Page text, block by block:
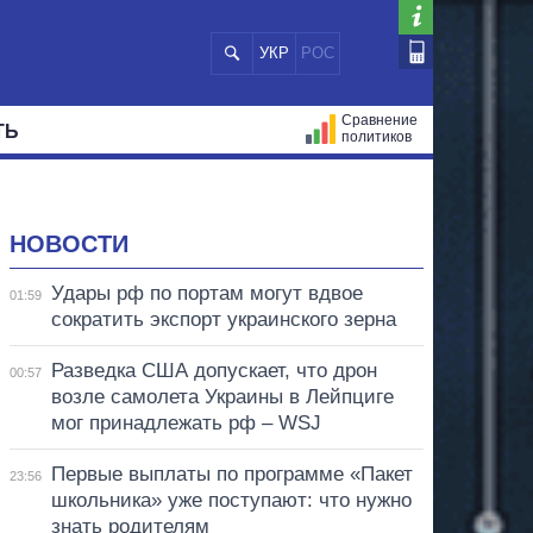
УКР РОС
Сравнение
политиков
НОВОСТИ
01:59
Удары рф по портам могут вдвое
сократить экспорт украинского зерна
00:57
Разведка США допускает, что дрон
возле самолета Украины в Лейпциге
мог принадлежать рф – WSJ
23:56
Первые выплаты по программе «Пакет
школьника» уже поступают: что нужно
знать родителям